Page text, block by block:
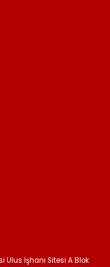
İşhanı Sitesi A Blok